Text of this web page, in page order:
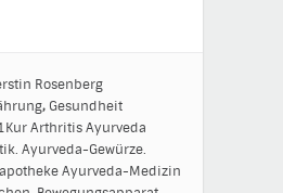
Rosenberg
, Gesundheit
ArthritisAyurveda
Ayurveda-Gewürze.
Ayurveda-Medizin